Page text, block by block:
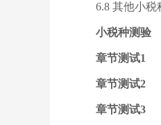
6.8 其他小税
小税种测验
章节测试1
章节测试2
章节测试3